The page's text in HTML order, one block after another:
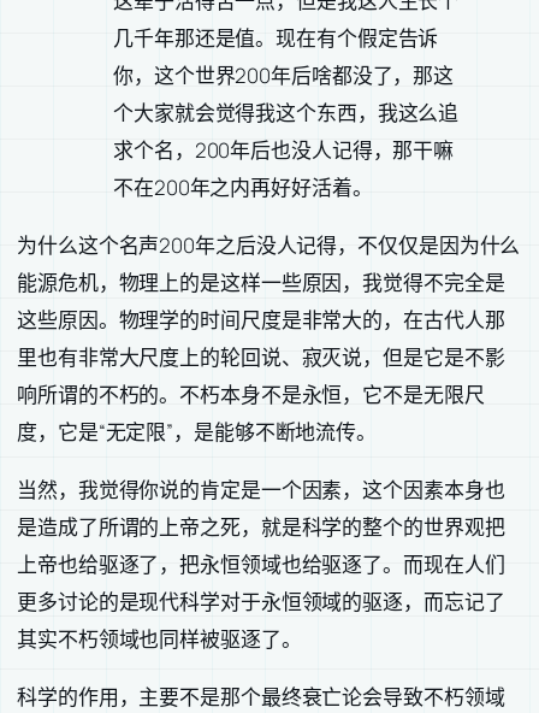
几千年那还是值。现在有个假定告诉
你，这个世界200年后啥都没了，那这
个大家就会觉得我这个东西，我这么追
求个名，200年后也没人记得，那干嘛
不在200年之内再好好活着。
为什么这个名声200年之后没人记得，不仅仅是因为什么
能源危机，物理上的是这样一些原因，我觉得不完全是
这些原因。物理学的时间尺度是非常大的，在古代人那
里也有非常大尺度上的轮回说、寂灭说，但是它是不影
响所谓的不朽的。不朽本身不是永恒，它不是无限尺
度，它是“无定限”，是能够不断地流传。
当然，我觉得你说的肯定是一个因素，这个因素本身也
是造成了所谓的上帝之死，就是科学的整个的世界观把
上帝也给驱逐了，把永恒领域也给驱逐了。而现在人们
更多讨论的是现代科学对于永恒领域的驱逐，而忘记了
其实不朽领域也同样被驱逐了。
科学的作用，主要不是那个最终衰亡论会导致不朽领域